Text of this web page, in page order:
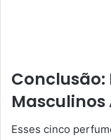
Conclusão:
Masculinos
Esses cinco